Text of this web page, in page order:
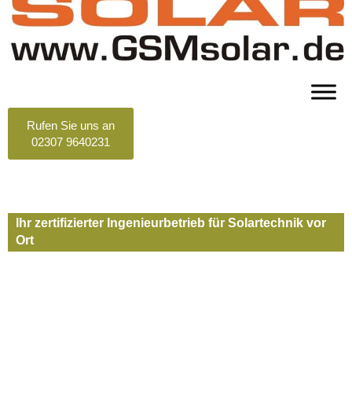
Rufen Sie uns an
02307 9640231
Ihr zertifizierter Ingenieurbetrieb für Solartechnik vor
Ort